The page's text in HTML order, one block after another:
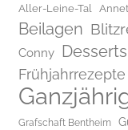
Aller-Leine-Tal
Beilagen
Conny Desserts
Frühjahrrezepte
Grafschaft Bentheim